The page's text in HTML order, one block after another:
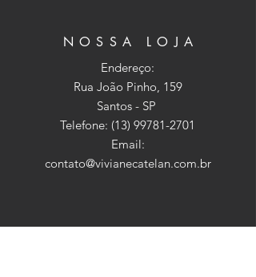
NOSSA LOJA
Endereço:
Rua João Pinho, 159
Santos - SP
Telefone: (13) 99781-2701
Email:
contato@vivianecatelan.com.br